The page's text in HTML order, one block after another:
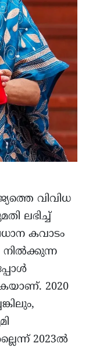
വിവിധ
ലഭിച്ച്
കവാടം
നിൽക്കുന്ന
2020
2023ൽ